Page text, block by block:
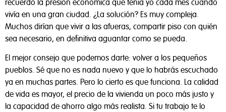
recuerdo la presión económica que tenía yo cada mes cuando
vivía en una gran ciudad. ¿La solución? Es muy compleja.
Muchos dirían que vivir a las afueras, compartir piso con quién
sea necesario, en definitiva aguantar como se pueda.
El mejor consejo que podemos darte: volver a los pequeños
pueblos. Sé que no es nada nuevo y que lo habrás escuchado
ya en muchas partes. Pero lo cierto es que funciona. La calidad
de vida es mayor, el precio de la vivienda un poco más justo y
la capacidad de ahorro algo más realista. Si tu trabajo te lo